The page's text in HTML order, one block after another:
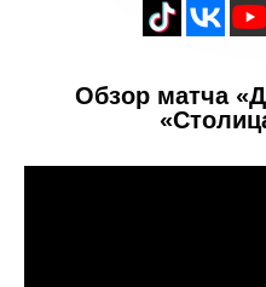
Обзор матча